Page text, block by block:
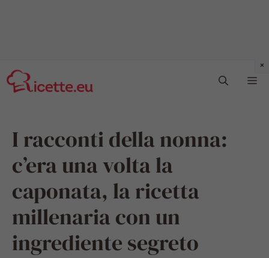
al
contenuto
I racconti della nonna:
c’era una volta la
caponata, la ricetta
millenaria con un
ingrediente segreto